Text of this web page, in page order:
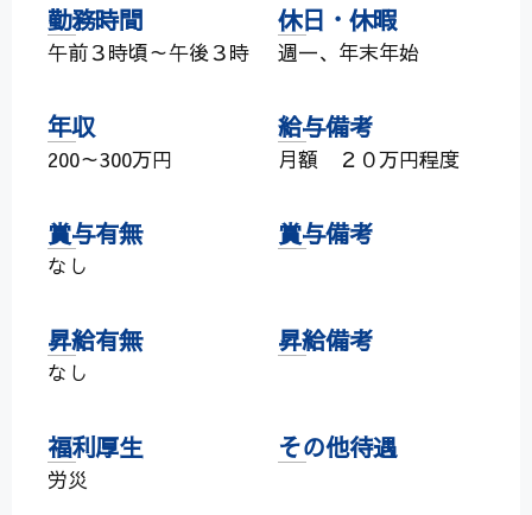
勤務時間
午前３時頃～午後３時
休日・休暇
週一、年末年始
年収
200～300万円
給与備考
月額 ２０万円程度
賞与有無
なし
賞与備考
昇給有無
なし
昇給備考
福利厚生
労災
その他待遇